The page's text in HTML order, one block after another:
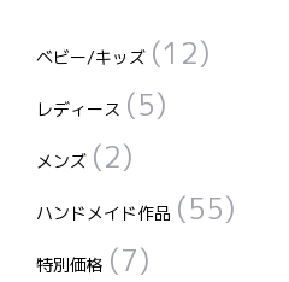
ベビー/キッズ (12)
レディース (5)
メンズ (2)
ハンドメイド作品 (55)
特別価格 (7)